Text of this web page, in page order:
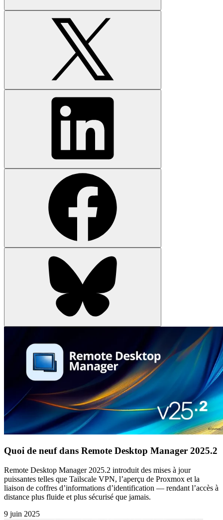
Quoi de neuf dans Remote Desktop Manager 2025.2
Remote Desktop Manager 2025.2 introduit des mises à jour
puissantes telles que Tailscale VPN, l’aperçu de Proxmox et la
liaison de coffres d’informations d’identification — rendant l’accès à
distance plus fluide et plus sécurisé que jamais.
9 juin 2025